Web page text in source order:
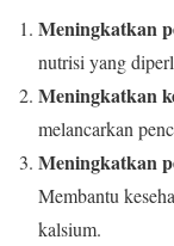
Meningkatkan
nutrisi yang
Meningkatkan
melancarkan
Meningkatkan
Membantu
kalsium.